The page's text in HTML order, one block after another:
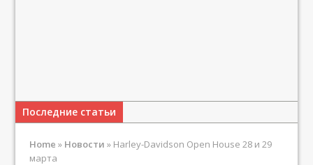
Последние статьи
Home » Новости » Harley-Davidson Open House 28 и 29
марта